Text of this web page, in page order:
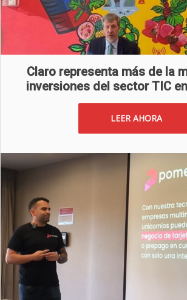
Claro representa más de la
inversiones del sector TIC
LEER AHORA